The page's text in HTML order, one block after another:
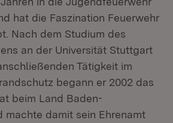
hat die Faszination Feuerwehr
Nach dem Studium des
an der Universität Stuttgart
Tätigkeit im
begann er 2002 das
beim Land Baden-
machte damit sein Ehrenamt